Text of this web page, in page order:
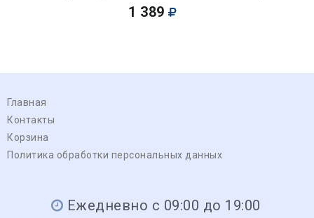
1 389
Главная
Контакты
Корзина
Политика обработки персональных данных
Ежедневно с 09:00 до 19:00